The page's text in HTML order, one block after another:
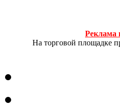
Реклама
На торговой площадке